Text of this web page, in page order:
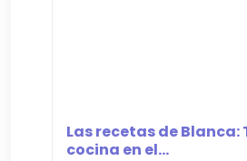
Las recetas de Blanca:
cocina en el...